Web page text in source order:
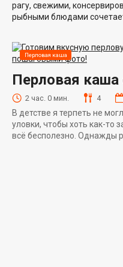
рагу, свежими,
рыбными блюдами
Перловая каша
Перловая
2 час. 0 мин. 4
В детстве я терпеть не
уловки, чтобы хоть как-то
всё бесполезно. Однажды